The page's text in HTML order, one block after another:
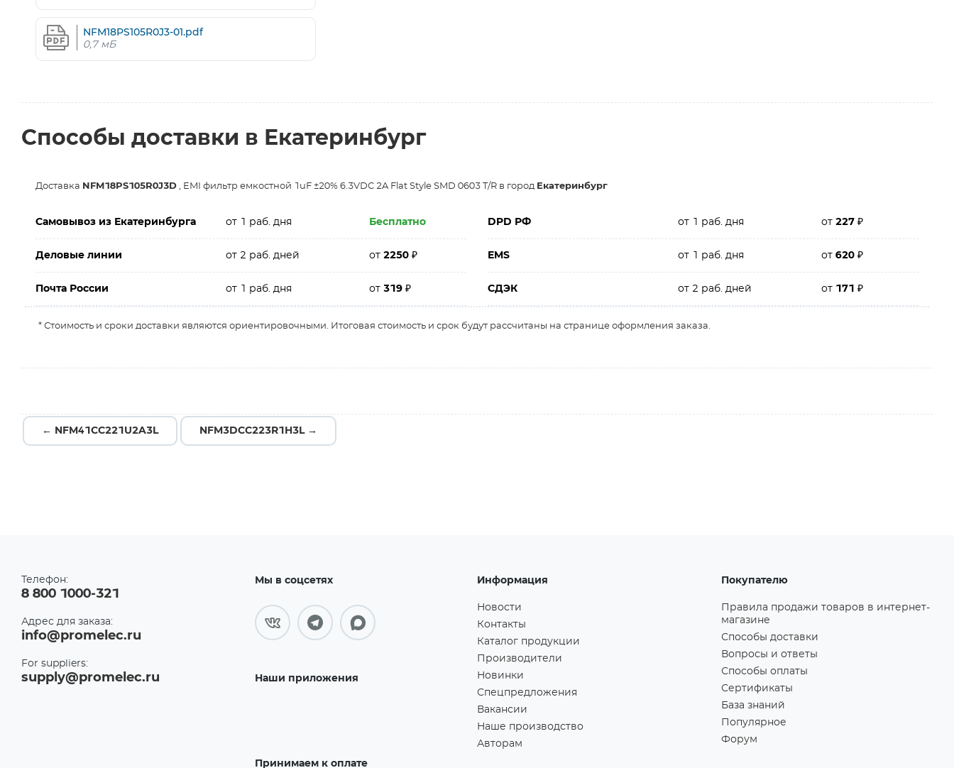
NFM18PS105R0J3-01.pdf
0,7 мБ
Способы доставки в Екатеринбург
Доставка NFM18PS105R0J3D , EMI фильтр емкостной 1uF ±20% 6.3VDC 2A Flat Style SMD 0603 T/R в город Екатеринбург
Самовывоз из Екатеринбурга от 1 раб. дня Бесплатно DPD РФ от 1 раб. дня от227₽
Деловые линии от 2 раб. дней от2250₽ EMS от 1 раб. дня от620₽
Почта России от 1 раб. дня от319₽ СДЭК от 2 раб. дней от 171₽
* Стоимость и сроки доставки являются ориентировочными. Итоговая стоимость и срок будут рассчитаны на странице оформления заказа.
← NFM41CC221U2A3L NFM3DCC223R1H3L →
Телефон:
8 800 1000-321
Адрес для заказа:
info@promelec.ru
For suppliers:
supply@promelec.ru
Мы в соцсетях
Наши приложения
Принимаем к оплате
Информация
Новости
Контакты
Каталог продукции
Производители
Новинки
Спецпредложения
Вакансии
Наше производство
Авторам
Покупателю
Правила продажи товаров в интернет-
магазине
Способы доставки
Вопросы и ответы
Способы оплаты
Сертификаты
База знаний
Популярное
Форум